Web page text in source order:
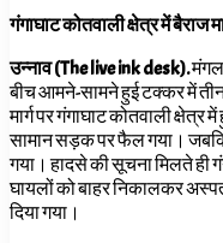
गंगाघाट कोतवाली क्षेत्र में बैराज
उन्नाव (The live ink desk).
बीच आमने-सामने हुई टक्कर में तीन
मार्ग पर गंगाघाट कोतवाली
सामान सड़क पर फैल गया। जबकि
गया। हादसे की सूचना मिलते ही
घायलों को बाहर निकालकर
दिया गया।